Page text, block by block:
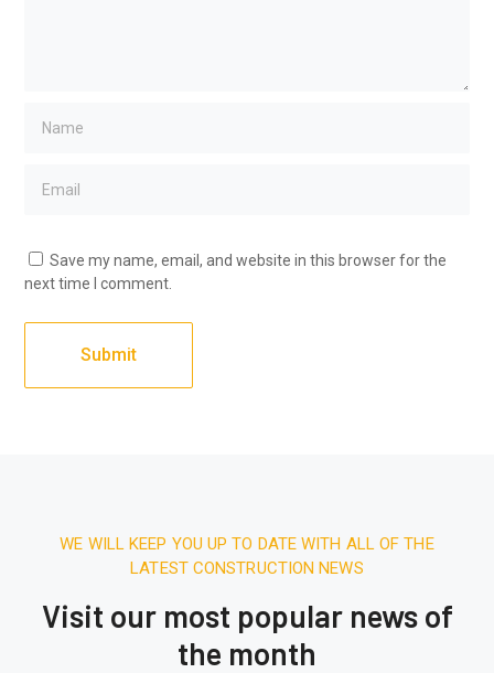
Save my name, email, and website in this browser for the
next time I comment.
WE WILL KEEP YOU UP TO DATE WITH ALL OF THE
LATEST CONSTRUCTION NEWS
Visit our most popular news of
the month
December 27, 2025.7:31 AM